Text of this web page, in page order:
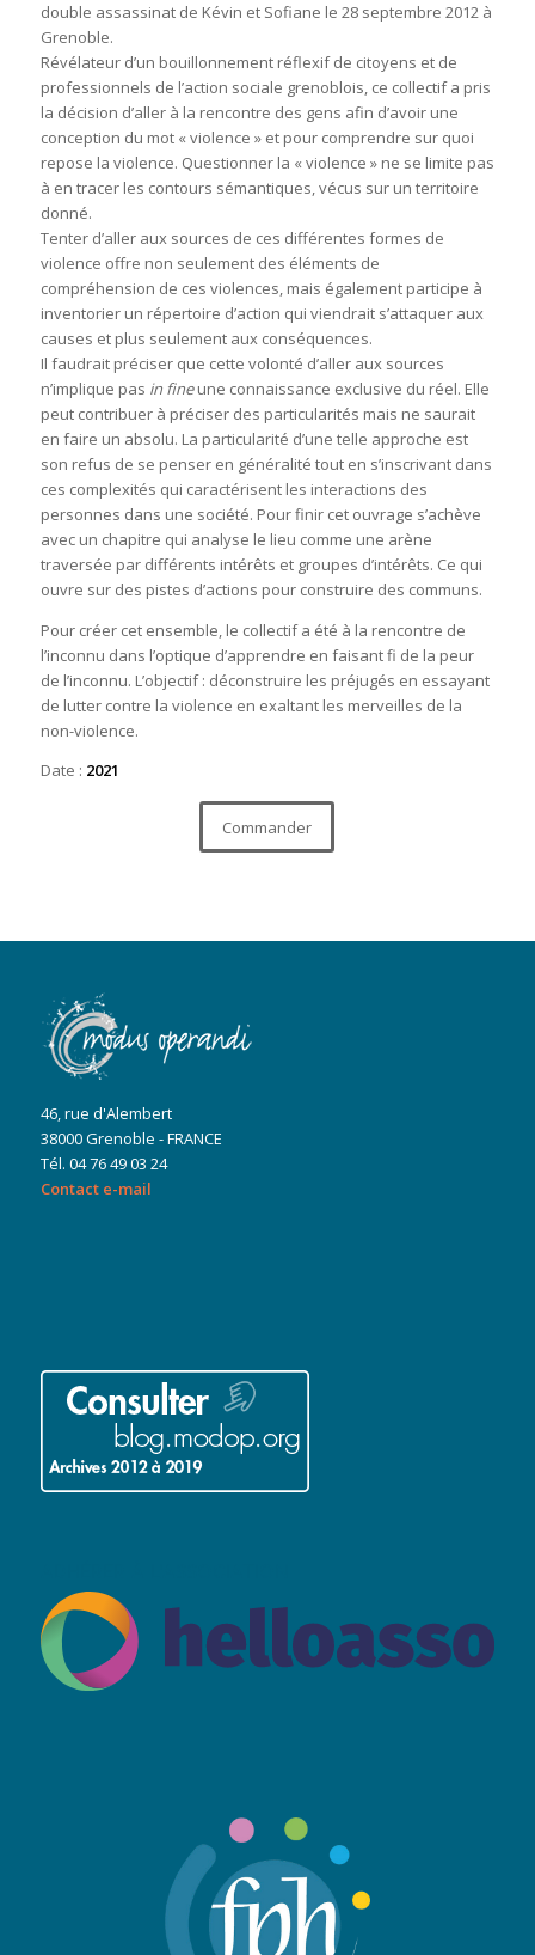
double assassinat de Kévin et Sofiane le 28 septembre 2012 à
Grenoble.
Révélateur d’un bouillonnement réflexif de citoyens et de
professionnels de l’action sociale grenoblois, ce collectif a pris
la décision d’aller à la rencontre des gens afin d’avoir une
conception du mot « violence » et pour comprendre sur quoi
repose la violence. Questionner la « violence » ne se limite pas
à en tracer les contours sémantiques, vécus sur un territoire
donné.
Tenter d’aller aux sources de ces différentes formes de
violence offre non seulement des éléments de
compréhension de ces violences, mais également participe à
inventorier un répertoire d’action qui viendrait s’attaquer aux
causes et plus seulement aux conséquences.
Il faudrait préciser que cette volonté d’aller aux sources
n’implique pas in fineune connaissance exclusive du réel. Elle
peut contribuer à préciser des particularités mais ne saurait
en faire un absolu. La particularité d’une telle approche est
son refus de se penser en généralité tout en s’inscrivant dans
ces complexités qui caractérisent les interactions des
personnes dans une société. Pour finir cet ouvrage s’achève
avec un chapitre qui analyse le lieu comme une arène
traversée par différents intérêts et groupes d’intérêts. Ce qui
ouvre sur des pistes d’actions pour construire des communs.
Pour créer cet ensemble, le collectif a été à la rencontre de
l’inconnu dans l’optique d’apprendre en faisant fi de la peur
de l’inconnu. L’objectif : déconstruire les préjugés en essayant
de lutter contre la violence en exaltant les merveilles de la
non-violence.
Date : 2021
Commander
46, rue d'Alembert
38000 Grenoble - FRANCE
Tél. 04 76 49 03 24
Contact e-mail